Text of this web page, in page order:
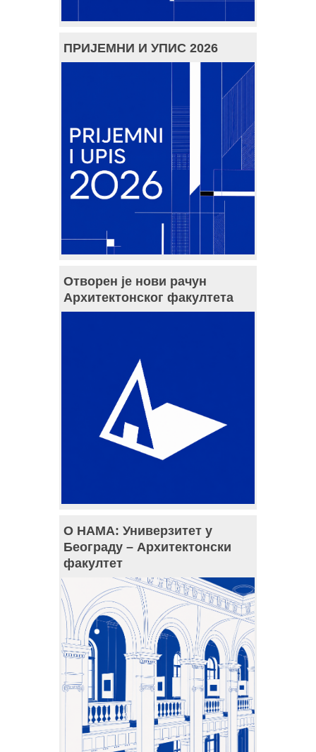
ПРИЈЕМНИ И УПИС 2026
Отворен је нови рачун
Архитектонског факултета
О НАМА: Универзитет у
Београду – Архитектонски
факултет